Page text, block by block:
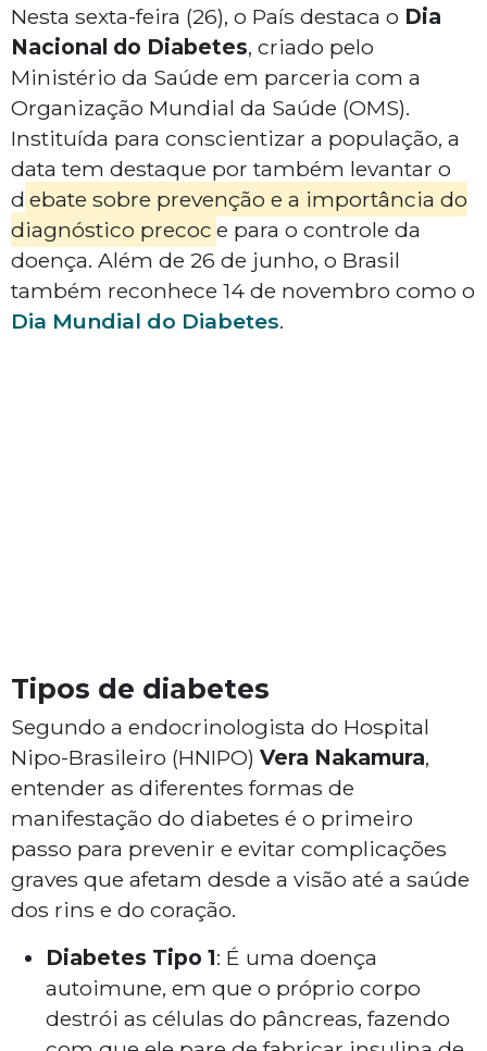
Nesta sexta-feira (26), o País destaca o Dia
Nacional do Diabetes, criado pelo
Ministério da Saúde em parceria com a
Organização Mundial da Saúde (OMS).
Instituída para conscientizar a população, a
data tem destaque por também levantar o
d ebate sobre prevenção e a importância do
diagnóstico precoc e para o controle da
doença. Além de 26 de junho, o Brasil
também reconhece 14 de novembro como o
Dia Mundial do Diabetes.
Tipos de diabetes
Segundo a endocrinologista do Hospital
Nipo-Brasileiro (HNIPO) Vera Nakamura,
entender as diferentes formas de
manifestação do diabetes é o primeiro
passo para prevenir e evitar complicações
graves que afetam desde a visão até a saúde
dos rins e do coração.
Diabetes Tipo 1: É uma doença
autoimune, em que o próprio corpo
destrói as células do pâncreas, fazendo